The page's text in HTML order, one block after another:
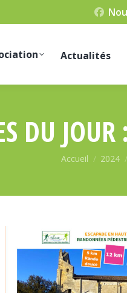
Actualités
DU JOUR :
Vous êtes ici :
Accueil 2024